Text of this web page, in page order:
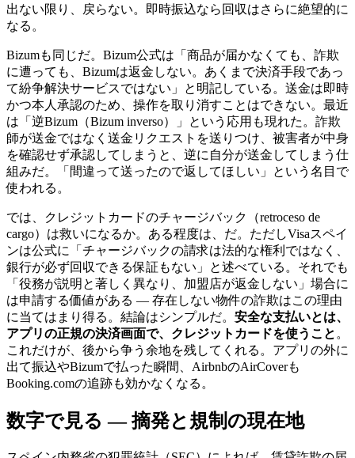
出ない限り、戻らない。即時振込なら回収はさらに絶望的に
なる。
Bizumも同じだ。Bizum公式は「商品が届かなくても、詐欺
に遭っても、Bizumは返金しない。あくまで決済手段であっ
て紛争解決サービスではない」と明記している。送金は即時
かつ本人承認のため、操作を取り消すことはできない。最近
は「逆Bizum（Bizum inverso）」という応用も現れた。詐欺
師が送金ではなく送金リクエストを送りつけ、被害者が中身
を確認せず承認してしまうと、逆に自分が送金してしまう仕
組みだ。「間違って送ったので返してほしい」という名目で
使われる。
では、クレジットカードのチャージバック（retroceso de
cargo）は救いになるか。ある程度は、だ。ただしVisaスペイ
ンは公式に「チャージバックの請求は法的な権利ではなく、
銀行が必ず回収できる保証もない」と述べている。それでも
「役務が説明と著しく異なり、加盟店が返金しない」場合に
は申請する価値がある ― 存在しない物件の詐欺はこの理由
に当てはまり得る。結論はシンプルだ。 安全な支払いとは、
アプリの正規の決済画面で、クレジットカードを使うこと 。
これだけが、後から争う余地を残してくれる。アプリの外に
出て振込やBizumで払った瞬間、AirbnbのAirCoverも
Booking.comの追跡も効かなくなる。
数字で見る ― 摘発と規制の現在地